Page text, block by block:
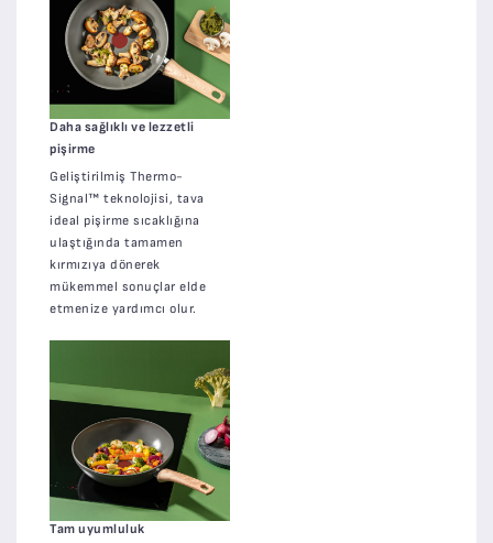
Daha sağlıklı ve lezzetli
pişirme
Geliştirilmiş Thermo-
Signal™ teknolojisi, tava
ideal pişirme sıcaklığına
ulaştığında tamamen
kırmızıya dönerek
mükemmel sonuçlar elde
etmenize yardımcı olur.
Tam uyumluluk